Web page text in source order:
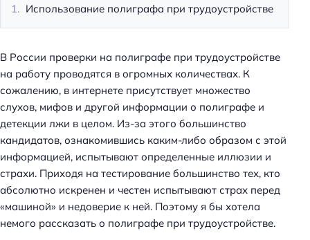
В России проверки на полиграфе при трудоустройстве
на работу проводятся в огромных количествах. К
сожалению, в интернете присутствует множество
слухов, мифов и другой информации о полиграфе и
детекции лжи в целом. Из-за этого большинство
кандидатов, ознакомившись каким-либо образом с этой
информацией, испытывают определенные иллюзии и
страхи. Приходя на тестирование большинство тех, кто
абсолютно искренен и честен испытывают страх перед
«машиной» и недоверие к ней. Поэтому я бы хотела
немого рассказать о полиграфе при трудоустройстве.
Использование полиграфа при трудоустройстве